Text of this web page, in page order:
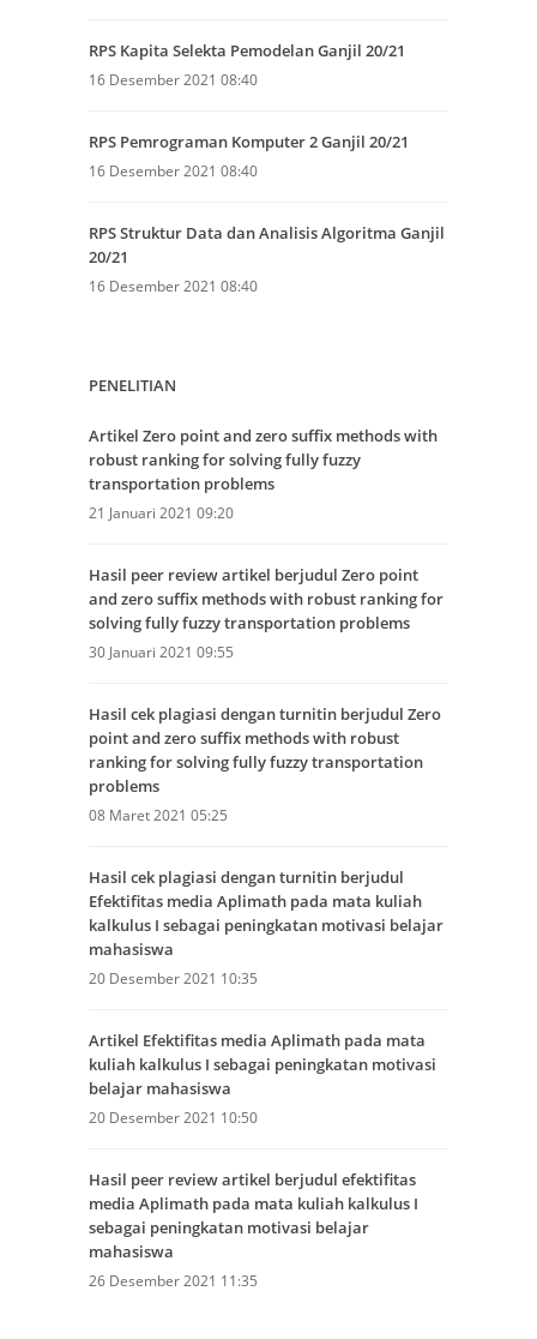
RPS Kapita Selekta Pemodelan Ganjil 20/21
16 Desember 2021 08:40
RPS Pemrograman Komputer 2 Ganjil 20/21
16 Desember 2021 08:40
RPS Struktur Data dan Analisis Algoritma Ganjil
20/21
16 Desember 2021 08:40
PENELITIAN
Artikel Zero point and zero suffix methods with
robust ranking for solving fully fuzzy
transportation problems
21 Januari 2021 09:20
Hasil peer review artikel berjudul Zero point
and zero suffix methods with robust ranking for
solving fully fuzzy transportation problems
30 Januari 2021 09:55
Hasil cek plagiasi dengan turnitin berjudul Zero
point and zero suffix methods with robust
ranking for solving fully fuzzy transportation
problems
08 Maret 2021 05:25
Hasil cek plagiasi dengan turnitin berjudul
Efektifitas media Aplimath pada mata kuliah
kalkulus I sebagai peningkatan motivasi belajar
mahasiswa
20 Desember 2021 10:35
Artikel Efektifitas media Aplimath pada mata
kuliah kalkulus I sebagai peningkatan motivasi
belajar mahasiswa
20 Desember 2021 10:50
Hasil peer review artikel berjudul efektifitas
media Aplimath pada mata kuliah kalkulus I
sebagai peningkatan motivasi belajar
mahasiswa
26 Desember 2021 11:35